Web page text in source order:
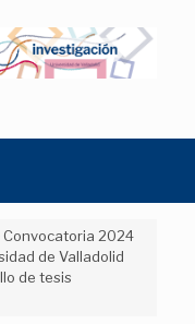
Convocatoria 2024
de Valladolid
de tesis